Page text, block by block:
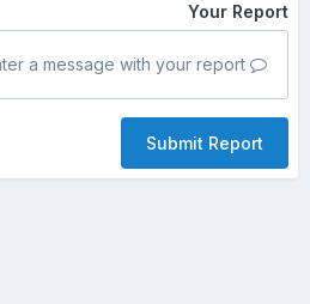
Your Report
Submit Report